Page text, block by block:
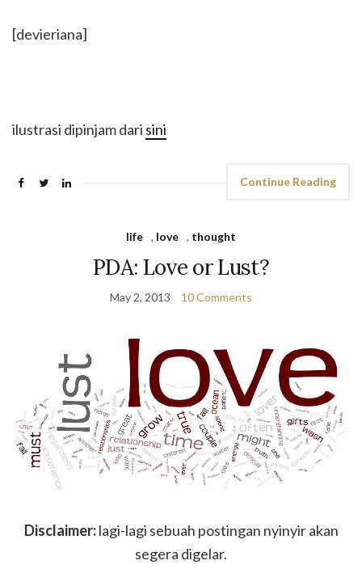
[devieriana]
ilustrasi dipinjam dari sini
Continue Reading
life , love , thought
PDA: Love or Lust?
May 2, 2013 10 Comments
Disclaimer:lagi-lagi sebuah postingan nyinyir akan
segera digelar.